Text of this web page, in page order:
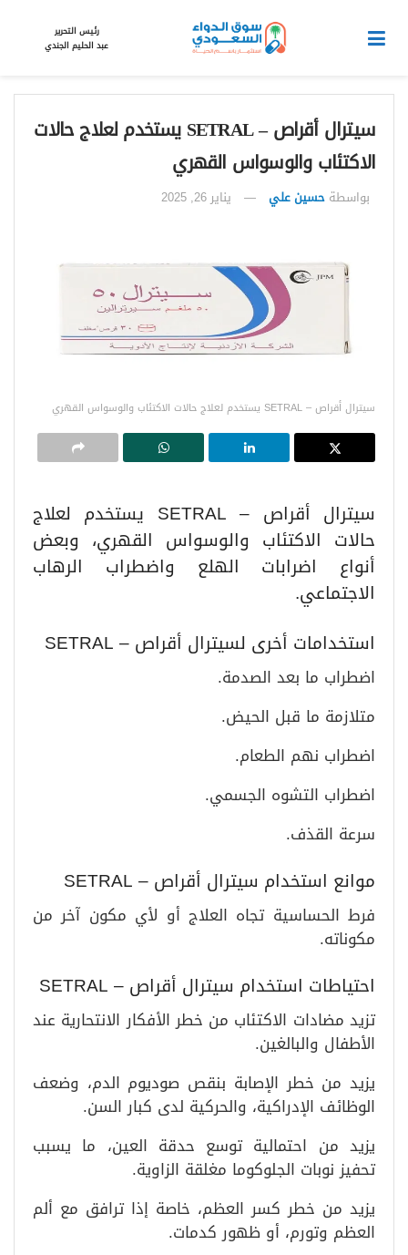
رئيس التحرير
عبد الحليم الجندي
سيترال أقراص – SETRAL يستخدم لعلاج حالات
الاكتئاب والوسواس القهري
بواسطة حسين علي يناير 26, 2025
سيترال أقراص – SETRAL يستخدم لعلاج حالات الاكتئاب والوسواس القهري
سيترال أقراص – SETRAL يستخدم لعلاج
حالات الاكتئاب والوسواس القهري، وبعض
أنواع اضرابات الهلع واضطراب الرهاب
الاجتماعي.
استخدامات أخرى لسيترال أقراص – SETRAL
اضطراب ما بعد الصدمة.
متلازمة ما قبل الحيض.
اضطراب نهم الطعام.
اضطراب التشوه الجسمي.
سرعة القذف.
موانع استخدام سيترال أقراص – SETRAL
فرط الحساسية تجاه العلاج أو لأي مكون آخر من
مكوناته.
احتياطات استخدام سيترال أقراص – SETRAL
تزيد مضادات الاكتئاب من خطر الأفكار الانتحارية عند
الأطفال والبالغين.
يزيد من خطر الإصابة بنقص صوديوم الدم، وضعف
الوظائف الإدراكية، والحركية لدى كبار السن.
يزيد من احتمالية توسع حدقة العين، ما يسبب
تحفيز نوبات الجلوكوما مغلقة الزاوية.
يزيد من خطر كسر العظم، خاصة إذا ترافق مع ألم
العظم وتورم، أو ظهور كدمات.